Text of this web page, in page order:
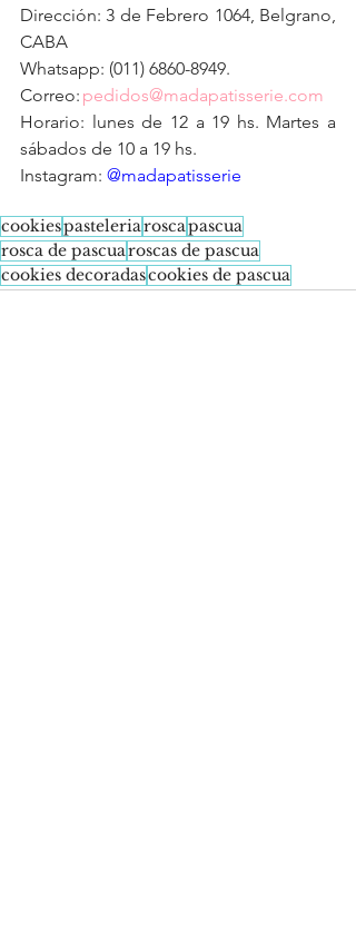
Dirección: 3 de Febrero 1064, Belgrano,
CABA
Whatsapp: (011) 6860-8949.
Correo: pedidos@madapatisserie.com
Horario: lunes de 12 a 19 hs. Martes a
sábados de 10 a 19 hs.
Instagram: @madapatisserie
cookiespasteleriaroscapascua
rosca de pascuaroscas de pascua
cookies decoradascookies de pascua